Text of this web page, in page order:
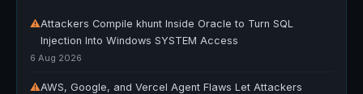
⚠Attackers Compile khunt Inside Oracle to Turn SQL
Injection Into Windows SYSTEM Access
6 Aug 2026
⚠AWS, Google, and Vercel Agent Flaws Let Attackers